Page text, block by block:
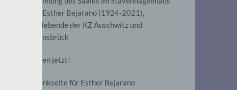
nach Esther Bejarano (1924-2021),
Überlebende der KZ Auschwitz und
Ravensbrück
Frieden jetzt!
Gedenkseite für Esther Bejarano